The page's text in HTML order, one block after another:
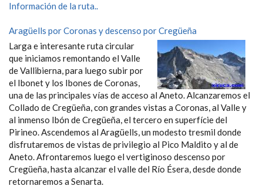
Información de la ruta..
Aragüells por Coronas y descenso por Cregüeña
Larga e interesante ruta circular
que iniciamos remontando el Valle
de Vallibierna, para luego subir por
el Ibonet y los Ibones de Coronas,
una de las principales vías de acceso al Aneto. Alcanzaremos el
Collado de Cregüeña, con grandes vistas a Coronas, al Valle y
al inmenso Ibón de Cregüeña, el tercero en superfície del
Pirineo. Ascendemos al Aragüells, un modesto tresmil donde
disfrutaremos de vistas de privilegio al Pico Maldito y al de
Aneto. Afrontaremos luego el vertiginoso descenso por
Cregüeña, hasta alcanzar el valle del Río Ésera, desde donde
retornaremos a Senarta.